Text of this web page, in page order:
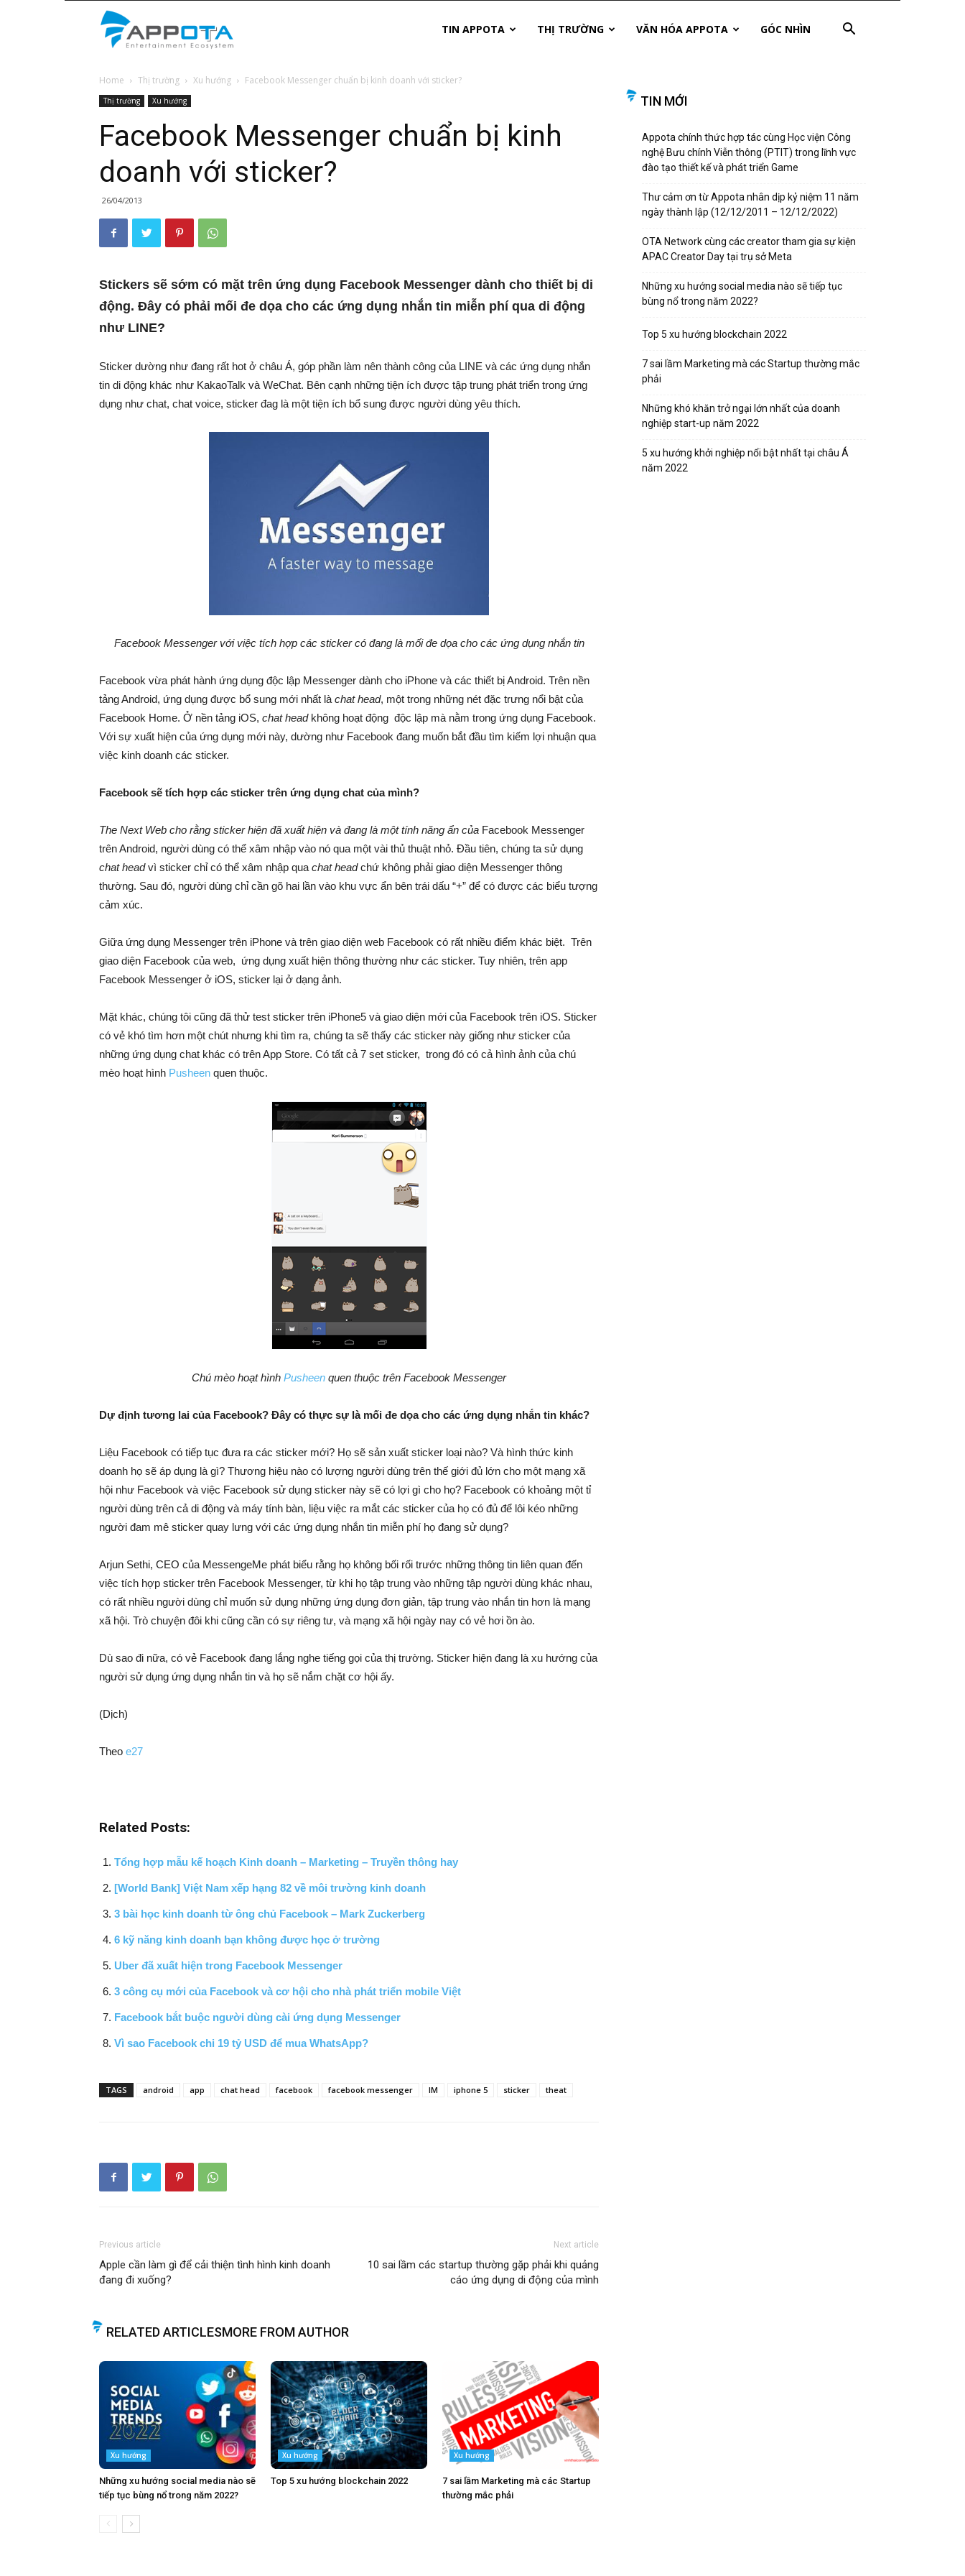
News
TIN APPOTA THỊ TRƯỜNG VĂN HÓA APPOTA GÓC NHÌN
Home Thị trường Xu hướng Facebook Messenger chuẩn bị kinh doanh với sticker?
Thị trường Xu hướng
Facebook Messenger chuẩn bị kinh
doanh với sticker?
26/04/2013
Stickers sẽ sớm có mặt trên ứng dụng Facebook Messenger dành cho thiết bị di
động. Đây có phải mối đe dọa cho các ứng dụng nhắn tin miễn phí qua di động
như LINE?
Sticker dường như đang rất hot ở châu Á, góp phần làm nên thành công của LINE và các ứng dụng nhắn
tin di động khác như KakaoTalk và WeChat. Bên cạnh những tiện ích được tập trung phát triển trong ứng
dụng như chat, chat voice, sticker đag là một tiện ích bổ sung được người dùng yêu thích.
Facebook Messenger với việc tích hợp các sticker có đang là mối đe dọa cho các ứng dụng nhắn tin
Facebook vừa phát hành ứng dụng độc lập Messenger dành cho iPhone và các thiết bị Android. Trên nền
tảng Android, ứng dụng được bổ sung mới nhất là chat head, một trong những nét đặc trưng nổi bật của
Facebook Home. Ở nền tảng iOS, chat headkhông hoạt động độc lập mà nằm trong ứng dụng Facebook.
Với sự xuất hiện của ứng dụng mới này, dường như Facebook đang muốn bắt đầu tìm kiếm lợi nhuận qua
việc kinh doanh các sticker.
Facebook sẽ tích hợp các sticker trên ứng dụng chat của mình?
The Next Web cho rằng sticker hiện đã xuất hiện và đang là một tính năng ẩn của Facebook Messenger
trên Android, người dùng có thể xâm nhập vào nó qua một vài thủ thuật nhỏ. Đầu tiên, chúng ta sử dụng
chat headvì sticker chỉ có thể xâm nhập qua chat headchứ không phải giao diện Messenger thông
thường. Sau đó, người dùng chỉ cần gõ hai lần vào khu vực ẩn bên trái dấu “+” để có được các biểu tượng
cảm xúc.
Giữa ứng dụng Messenger trên iPhone và trên giao diện web Facebook có rất nhiều điểm khác biệt. Trên
giao diện Facebook của web, ứng dụng xuất hiện thông thường như các sticker. Tuy nhiên, trên app
Facebook Messenger ở iOS, sticker lại ở dạng ảnh.
Mặt khác, chúng tôi cũng đã thử test sticker trên iPhone5 và giao diện mới của Facebook trên iOS. Sticker
có vẻ khó tìm hơn một chút nhưng khi tìm ra, chúng ta sẽ thấy các sticker này giống như sticker của
những ứng dụng chat khác có trên App Store. Có tất cả 7 set sticker, trong đó có cả hình ảnh của chú
mèo hoạt hình Pusheen quen thuộc.
Chú mèo hoạt hình Pusheen quen thuộc trên Facebook Messenger
Dự định tương lai của Facebook? Đây có thực sự là mối đe dọa cho các ứng dụng nhắn tin khác?
Liệu Facebook có tiếp tục đưa ra các sticker mới? Họ sẽ sản xuất sticker loại nào? Và hình thức kinh
doanh họ sẽ áp dụng là gì? Thương hiệu nào có lượng người dùng trên thế giới đủ lớn cho một mạng xã
hội như Facebook và việc Facebook sử dụng sticker này sẽ có lợi gì cho họ? Facebook có khoảng một tỉ
người dùng trên cả di động và máy tính bàn, liệu việc ra mắt các sticker của họ có đủ để lôi kéo những
người đam mê sticker quay lưng với các ứng dụng nhắn tin miễn phí họ đang sử dụng?
Arjun Sethi, CEO của MessengeMe phát biểu rằng họ không bối rối trước những thông tin liên quan đến
việc tích hợp sticker trên Facebook Messenger, từ khi họ tập trung vào những tập người dùng khác nhau,
có rất nhiều người dùng chỉ muốn sử dụng những ứng dụng đơn giản, tập trung vào nhắn tin hơn là mạng
xã hội. Trò chuyện đôi khi cũng cần có sự riêng tư, và mạng xã hội ngày nay có vẻ hơi ồn ào.
Dù sao đi nữa, có vẻ Facebook đang lắng nghe tiếng gọi của thị trường. Sticker hiện đang là xu hướng của
người sử dụng ứng dụng nhắn tin và họ sẽ nắm chặt cơ hội ấy.
(Dịch)
Theo e27
Related Posts:
Tổng hợp mẫu kế hoạch Kinh doanh – Marketing – Truyền thông hay
[World Bank] Việt Nam xếp hạng 82 về môi trường kinh doanh
3 bài học kinh doanh từ ông chủ Facebook – Mark Zuckerberg
6 kỹ năng kinh doanh bạn không được học ở trường
Uber đã xuất hiện trong Facebook Messenger
3 công cụ mới của Facebook và cơ hội cho nhà phát triển mobile Việt
Facebook bắt buộc người dùng cài ứng dụng Messenger
Vì sao Facebook chi 19 tỷ USD để mua WhatsApp?
TAGS android app chat head facebook facebook messenger IM iphone 5 sticker theat
Previous article
Apple cần làm gì để cải thiện tình hình kinh doanh
đang đi xuống?
Next article
10 sai lầm các startup thường gặp phải khi quảng
cáo ứng dụng di động của mình
RELATED ARTICLESMORE FROM AUTHOR
Xu hướng
Những xu hướng social media nào sẽ
tiếp tục bùng nổ trong năm 2022?
Xu hướng
Top 5 xu hướng blockchain 2022
Xu hướng
7 sai lầm Marketing mà các Startup
thường mắc phải
TIN MỚI
Appota chính thức hợp tác cùng Học viện Công
nghệ Bưu chính Viễn thông (PTIT) trong lĩnh vực
đào tạo thiết kế và phát triển Game
Thư cảm ơn từ Appota nhân dịp kỷ niệm 11 năm
ngày thành lập (12/12/2011 – 12/12/2022)
OTA Network cùng các creator tham gia sự kiện
APAC Creator Day tại trụ sở Meta
Những xu hướng social media nào sẽ tiếp tục
bùng nổ trong năm 2022?
Top 5 xu hướng blockchain 2022
7 sai lầm Marketing mà các Startup thường mắc
phải
Những khó khăn trở ngại lớn nhất của doanh
nghiệp start-up năm 2022
5 xu hướng khởi nghiệp nổi bật nhất tại châu Á
năm 2022